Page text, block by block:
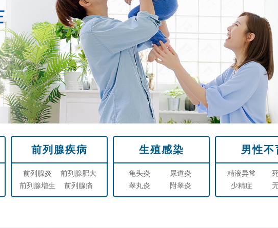
前列腺疾病
前列腺炎
前列腺肥大
前列腺增生
前列腺痛
生殖感染
龟头炎
尿道炎
睾丸炎
附睾炎
男性不
精液异常
少精症